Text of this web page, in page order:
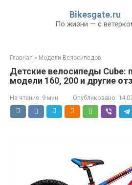
Bikesgate.ru
По жизни — с
Главная » Модели Велосипедов
Детские велосипеды Cube:
модели 160, 200 и другие
На чтение: 9 мин Опубликовано: